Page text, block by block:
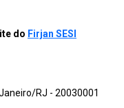
do Firjan SESI
RJ - 20030001